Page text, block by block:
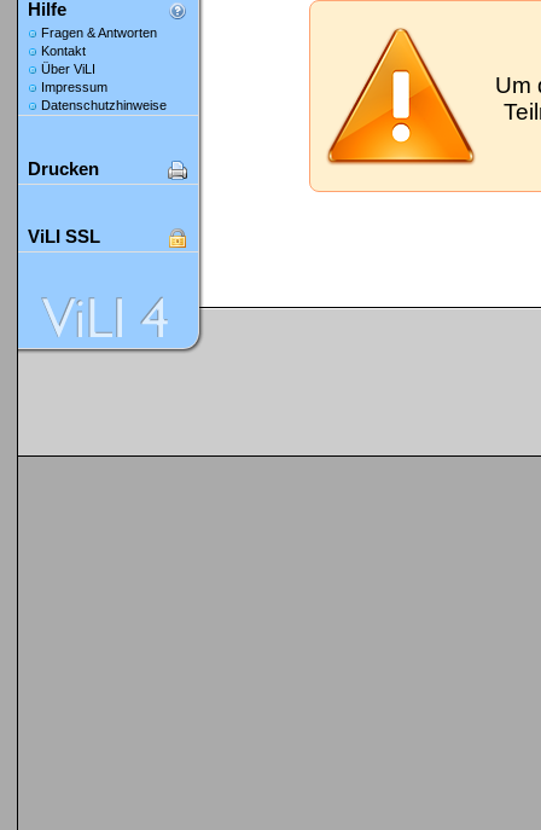
Hilfe
Fragen & Antworten
Kontakt
Über ViLI
Impressum
Datenschutzhinweise
Drucken
ViLI SSL
Um